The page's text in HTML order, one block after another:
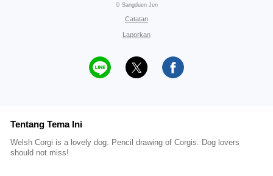
© Sangduen Jen
Catatan
Laporkan
Tentang Tema Ini
Welsh Corgi is a lovely dog. Pencil drawing of Corgis. Dog lovers
should not miss!